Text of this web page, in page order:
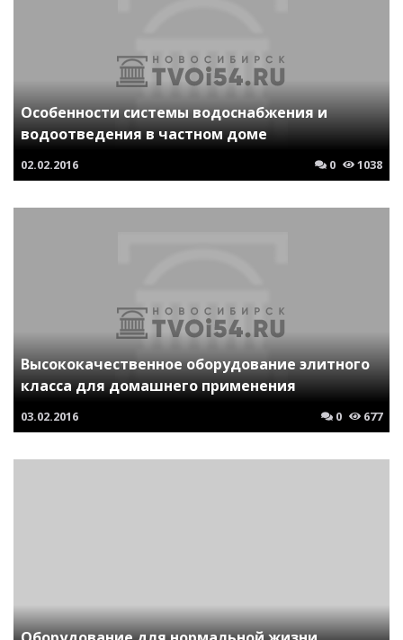
Особенности системы водоснабжения и
водоотведения в частном доме
02.02.2016 0 1038
Высококачественное оборудование элитного
класса для домашнего применения
03.02.2016 0 677